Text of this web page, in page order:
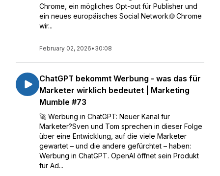
Chrome, ein mögliches Opt-out für Publisher und
ein neues europäisches Social Network.🌐 Chrome
wir...
February 02, 2026• 30:08
ChatGPT bekommt Werbung - was das für
Marketer wirklich bedeutet | Marketing
Mumble #73
🚀 Werbung in ChatGPT: Neuer Kanal für
Marketer?Sven und Tom sprechen in dieser Folge
über eine Entwicklung, auf die viele Marketer
gewartet – und die andere gefürchtet – haben:
Werbung in ChatGPT. OpenAI öffnet sein Produkt
für Ad...